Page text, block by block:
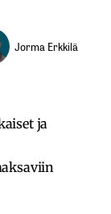
Jorma Erkkilä
ja